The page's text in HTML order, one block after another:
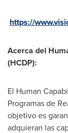
https://
Acerca del
(HCDP):
El Human
Programas de
objetivo es
adquieran las